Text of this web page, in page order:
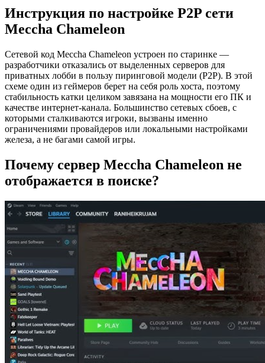
Инструкция по настройке P2P сети
Meccha Chameleon
Сетевой код Meccha Chameleon устроен по старинке —
разработчики отказались от выделенных серверов для
приватных лобби в пользу пиринговой модели (P2P). В этой
схеме один из геймеров берет на себя роль хоста, поэтому
стабильность катки целиком завязана на мощности его ПК и
качестве интернет-канала. Большинство сетевых сбоев, с
которыми сталкиваются игроки, вызваны именно
ограничениями провайдеров или локальными настройками
железа, а не багами самой игры.
Почему сервер Meccha Chameleon не
отображается в поиске?